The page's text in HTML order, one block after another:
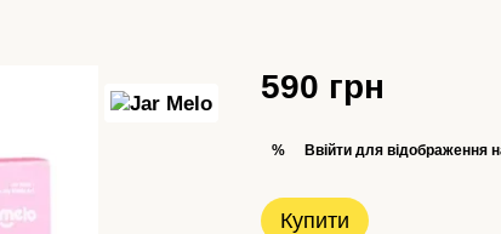
590 грн
% Ввійти для відображення
Купити